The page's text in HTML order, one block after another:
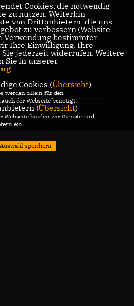
KONTAKT
Realisation: Sharkness Media
GmbH & Co. KG
Cookies, die notwendig
zu nutzen. Weiterhin
von Drittanbietern, die uns
zu verbessern (Website-
Verwendung bestimmter
Ihre Einwilligung. Ihre
jederzeit widerrufen. Weitere
Sie in unserer
.
Cookies (Übersicht)
werden allein für den
der Webseite benötigt.
(Übersicht)
Webseite binden wir Dienste und
ein.
Auswahl speichern